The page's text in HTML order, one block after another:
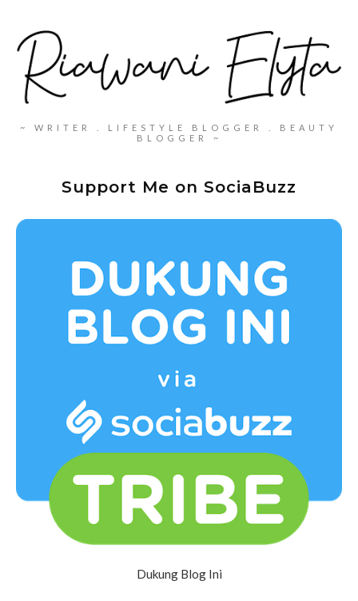
~ WRITER . LIFESTYLE BLOGGER . BEAUTY
BLOGGER ~
Support Me on SociaBuzz
Dukung Blog Ini